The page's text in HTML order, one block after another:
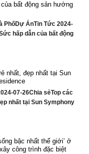
– nhà phố 3 tầng bên
hữu tiện ích biệt thự trăm
Tức 2024-09-05Chia sẻ
– nhà phố 3 tầng...
lập mặt sông Hàn, trung
ngay khán đài xem pháo
Tức 2024-08-28Chia
16 CĂN BIỆT THỰ 3
sông Hàn, ngay sát toà
S3 gần ngay mặt sông